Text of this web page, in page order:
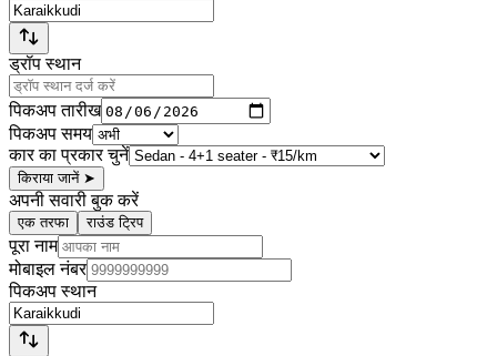
ड्रॉप स्थान
पिकअप तारीख
पिकअप समय
कार का प्रकार चुनें
किराया जानें➤
अपनी सवारी बुक करें
एक तरफा राउंड ट्रिप
पूरा नाम
मोबाइल नंबर
पिकअप स्थान